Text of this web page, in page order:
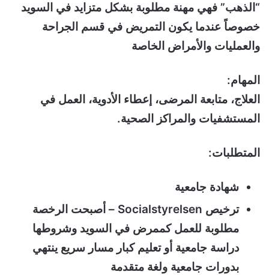
“الذهب” فهي مهنة مطلوبة بشكل متزايد في السويد
خصوصاً عندما يكون التمريض في قسم الجراحة
والعمليات والأمراض الخاصة
المهام:
العلاج، متابعة المرضى، إعطاء الأدوية، العمل في
المستشفيات والمراكز الصحية.
المتطلبات:
شهادة جامعية
ترخيص Socialstyrelsen – أصبحت الرخصة
مطلوبة للعمل كممرض في السويد وشروطها
دراسة جامعية أو تعليم كبار مسار سريع ينتهي
بدورات جامعية ولغة متقدمة